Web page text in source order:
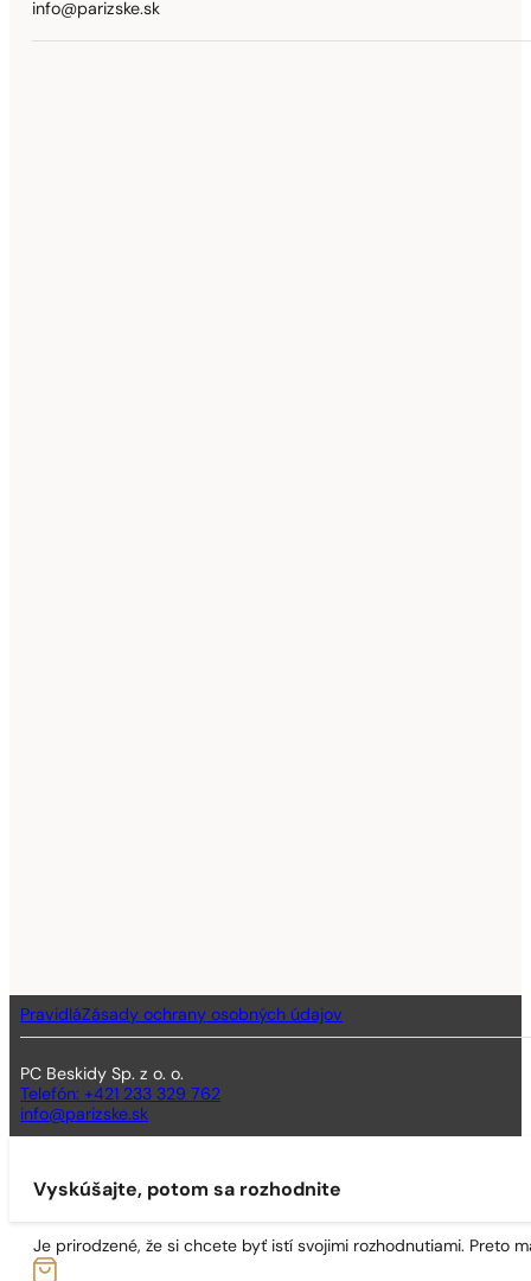
info@parizske.sk
PravidláZásady ochrany osobných údajov
PC Beskidy Sp. z o. o.
Telefón: +421 233 329 762
info@parizske.sk
Vyskúšajte, potom sa rozhodnite
Je prirodzené, že si chcete byť istí svojimi rozhodnutiami. Preto